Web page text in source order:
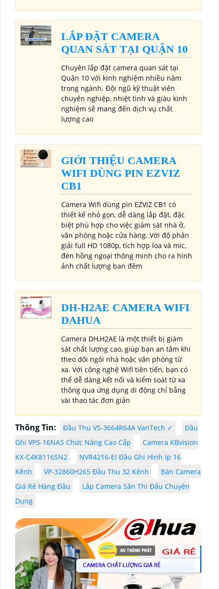
LẮP ĐẶT CAMERA
QUAN SÁT TẠI QUẬN 10
Chuyên lắp đặt camera quan sát tại
Quận 10 với kinh nghiệm nhiều năm
trong ngành. Đội ngũ kỹ thuật viên
chuyên nghiệp, nhiệt tình và giàu kinh
nghiệm sẽ mang đến dịch vụ chất
lượng cao
GIỚI THIỆU CAMERA
WIFI DÙNG PIN EZVIZ
CB1
Camera Wifi dùng pin EZVIZ CB1 có
thiết kế nhỏ gọn, dễ dàng lắp đặt, đặc
biệt phù hợp cho việc giám sát nhà ở,
văn phòng hoặc cửa hàng. Với độ phân
giải full HD 1080p, tích hợp loa và mic,
đèn hồng ngoại thông minh cho ra hình
ảnh chất lượng ban đêm
DH-H2AE CAMERA WIFI
DAHUA
Camera DH,H2AE là một thiết bị giám
sát chất lượng cao, giúp bạn an tâm khi
theo dõi ngôi nhà hoặc văn phòng từ
xa. Với công nghệ Wifi tiên tiến, bạn có
thể dễ dàng kết nối và kiểm soát từ xa
thông qua ứng dụng di động chỉ bằng
vài thao tác đơn giản
Thông Tin: Đầu Thu VS-3664R64A VanTech ✓
Đầu
Ghi VPS-16NAS Chức Năng Cao Cấp
Camera KBvision
KX-C4K8116SN2
NVR4216-EI Đầu Ghi Hình Ip 16
Kênh
VP-32860H265 Đầu Thu 32 Kênh
Bán Camera
Giá Rẻ Hàng Đầu
Lắp Camera Sân Thi Đấu Chuyên
Dụng